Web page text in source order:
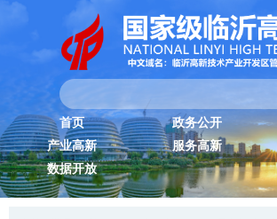
首页 政务公开
产业高新
服务高新
数据开放